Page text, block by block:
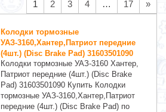
1 2 3 4 … 17 »
Колодки тормозные
УАЗ-3160,Хантер,Патриот передние
(4шт.) (Disc Brake Pad) 31603501090
Колодки тормозные УАЗ-3160 Хантер,
Патриот передние (4шт.) (Disc Brake
Pad) 31603501090 Купить Колодки
тормозные УАЗ-3160,Хантер,Патриот
передние (4шт.) (Disc Brake Pad) по